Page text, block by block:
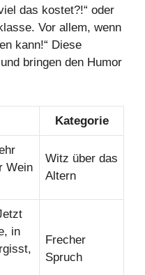
das kostet?!“ oder
Vor allem, wenn
kann!“ Diese
bringen den Humor
Kategorie
Wein
Witz über das
Altern
in
Frecher
Spruch